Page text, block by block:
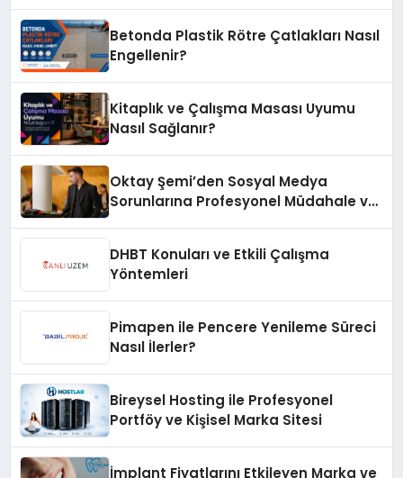
Betonda Plastik Rötre Çatlakları Nasıl
Engellenir?
Kitaplık ve Çalışma Masası Uyumu
Nasıl Sağlanır?
Oktay Şemi’den Sosyal Medya
Sorunlarına Profesyonel Müdahale ve
DHBT Konuları ve Etkili Çalışma
Yöntemleri
Pimapen ile Pencere Yenileme Süreci
Nasıl İlerler?
Bireysel Hosting ile Profesyonel
Portföy ve Kişisel Marka Sitesi
İmplant Fiyatlarını Etkileyen Marka ve